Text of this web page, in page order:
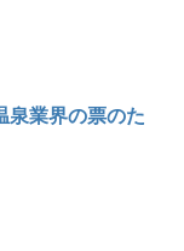
泉業界の票のた